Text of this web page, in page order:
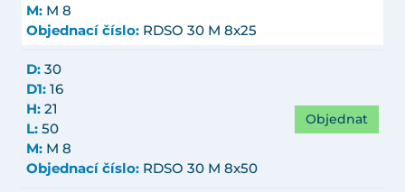
M: M 8
Objednací číslo: RDSO 30 M 8x25
D: 30
D1: 16
H: 21
L: 50
M: M 8
Objednací číslo: RDSO 30 M 8x50
Objednat